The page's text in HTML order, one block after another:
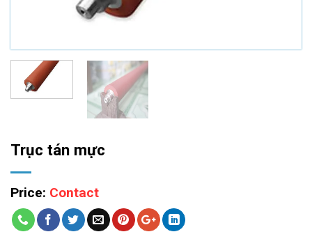
Trục tán mực
Price: Contact